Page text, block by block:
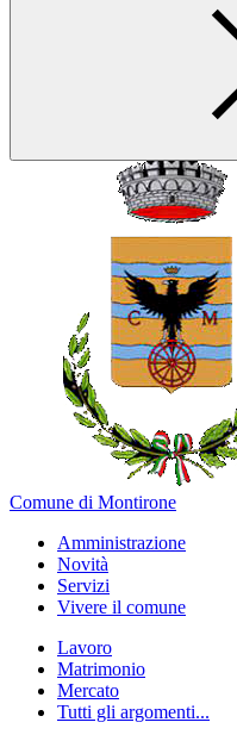
Comune di Montirone
Amministrazione
Novità
Servizi
Vivere il comune
Lavoro
Matrimonio
Mercato
Tutti gli argomenti...